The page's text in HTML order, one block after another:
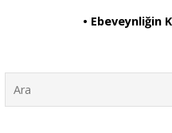
• Ebeveynliğin